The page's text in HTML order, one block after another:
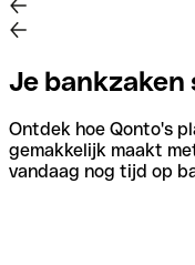
Je
Ontdek hoe Qonto's
gemakkelijk maakt
vandaag nog tijd op